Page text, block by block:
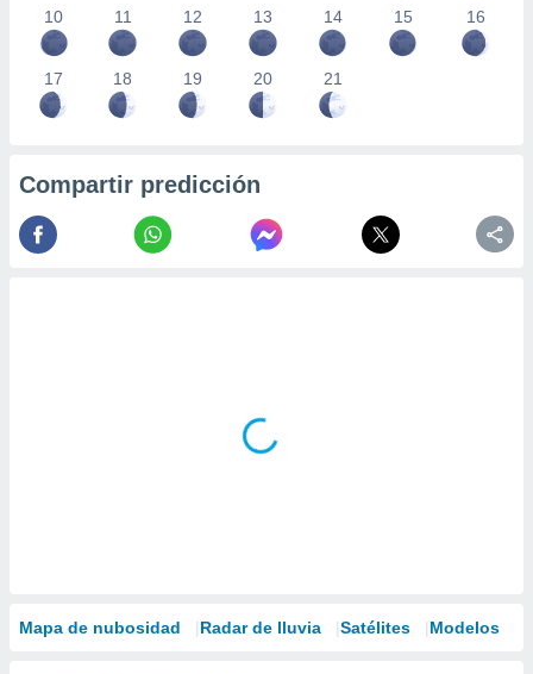
10 11 12 13 14 15 16
17 18 19 20 21
Compartir predicción
Mapa de nubosidad Radar de lluvia Satélites Modelos